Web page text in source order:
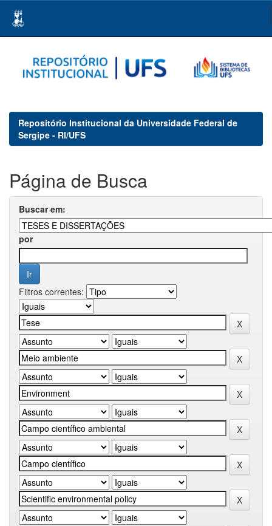
navigation
Repositório Institucional da Universidade Federal de
Sergipe - RI/UFS
Página de Busca
Buscar em:
por
Filtros correntes: